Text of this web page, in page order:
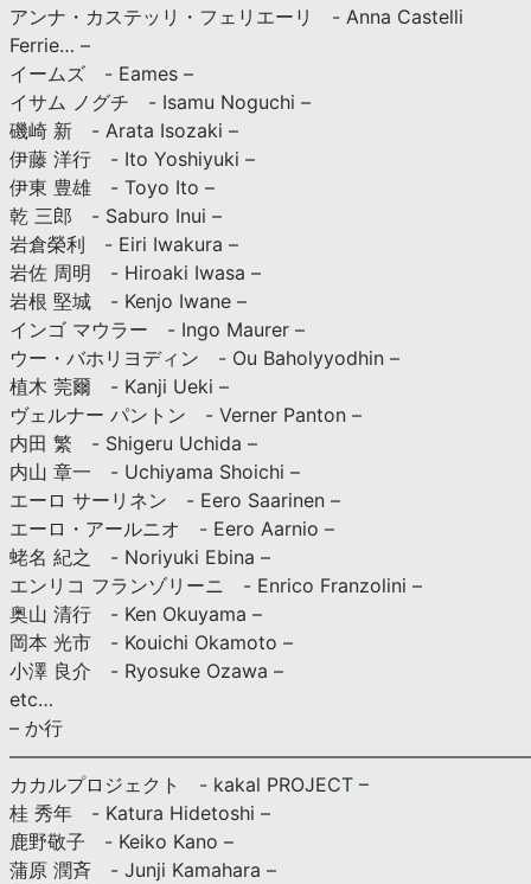
アンナ・カステッリ・フェリエーリ - Anna Castelli
Ferrie… –
イームズ - Eames –
イサム ノグチ - Isamu Noguchi –
磯崎 新 - Arata Isozaki –
伊藤 洋行 - Ito Yoshiyuki –
伊東 豊雄 - Toyo Ito –
乾 三郎 - Saburo Inui –
岩倉榮利 - Eiri Iwakura –
岩佐 周明 - Hiroaki Iwasa –
岩根 堅城 - Kenjo Iwane –
インゴ マウラー - Ingo Maurer –
ウー・バホリヨディン - Ou Baholyyodhin –
植木 莞爾 - Kanji Ueki –
ヴェルナー パントン - Verner Panton –
内田 繁 - Shigeru Uchida –
内山 章一 - Uchiyama Shoichi –
エーロ サーリネン - Eero Saarinen –
エーロ・アールニオ - Eero Aarnio –
蛯名 紀之 - Noriyuki Ebina –
エンリコ フランゾリーニ - Enrico Franzolini –
奥山 清行 - Ken Okuyama –
岡本 光市 - Kouichi Okamoto –
小澤 良介 - Ryosuke Ozawa –
etc…
– か行
カカルプロジェクト - kakal PROJECT –
桂 秀年 - Katura Hidetoshi –
鹿野敬子 - Keiko Kano –
蒲原 潤斉 - Junji Kamahara –